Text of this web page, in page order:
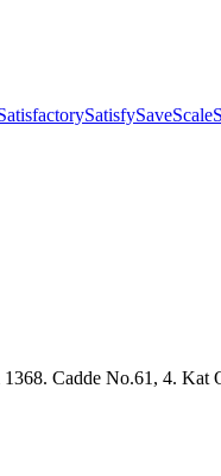
SatisfySaveScale
1368. Cadde No.61, 4.